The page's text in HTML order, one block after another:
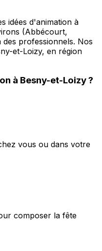
idées d'animation à
(Abbécourt,
professionnels. Nos
et-Loizy, en région
à Besny-et-Loizy?
vous ou dans votre
composer la fête